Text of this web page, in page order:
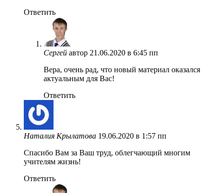
Ответить
Сергей автор 21.06.2020 в 6:45 пп
Вера, очень рад, что новый материал оказался
актуальным для Вас!
Ответить
Наталия Крылатова 19.06.2020 в 1:57 пп
Спасибо Вам за Ваш труд, облегчающий многим
учителям жизнь!
Ответить